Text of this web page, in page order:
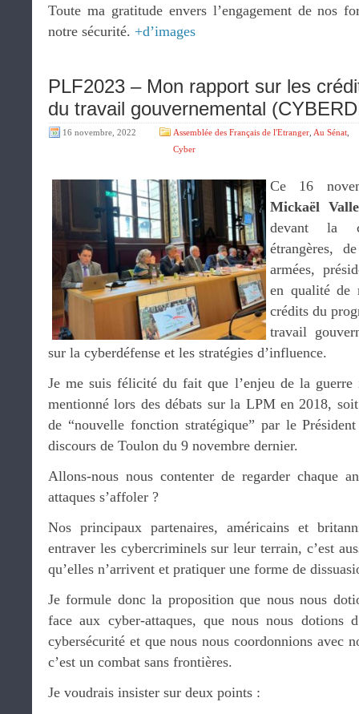
Toute ma gratitude envers l’engagement de nos
notre sécurité. +d’images
PLF2023 – Mon rapport sur les
du travail gouvernemental
16 novembre, 2022 Assemblée des Français de l'Etranger Au Sénat
Cyber
Ce 16
Mickaël
devant la
étrangères,
armées,
en qualité de
crédits du
travail
sur la cyberdéfense et les stratégies d’influence.
Je me suis félicité du fait que l’enjeu de la guerre
mentionné lors des débats sur la LPM en 2018,
de “nouvelle fonction stratégique” par le
discours de Toulon du 9 novembre dernier.
Allons-nous nous contenter de regarder chaque
attaques s’affoler ?
Nos principaux partenaires, américains et
entraver les cybercriminels sur leur terrain, c’est
qu’elles n’arrivent et pratiquer une forme de
Je formule donc la proposition que nous nous
face aux cyber-attaques, que nous nous dotions
cybersécurité et que nous nous coordonnions avec
c’est un combat sans frontières.
Je voudrais insister sur deux points :